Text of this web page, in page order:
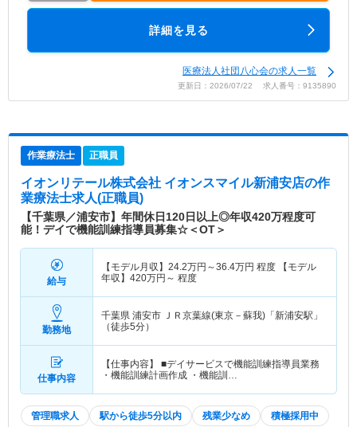
詳細を見る
医療法人社団八心会の求人一覧
更新日：2026/07/22 求人番号：9135890
作業療法士 正職員
イオンリテール株式会社 イオンスマイル新浦安店の作
業療法士求人(正職員)
【千葉県／浦安市】年間休日120日以上◎年収420万程度可
能！デイで機能訓練指導員募集☆＜OT＞
給与
【モデル月収】 24.2万円～36.4万円 程度 【モデル
年収】 420万円～ 程度
勤務地
千葉県 浦安市 ＪＲ京葉線(東京－蘇我)「新浦安駅」
（徒歩5分）
仕事内容
【仕事内容】 ■デイサービスで機能訓練指導員業務
・機能訓練計画作成 ・機能訓…
管理職求人 駅から徒歩5分以内 残業少なめ 積極採用中